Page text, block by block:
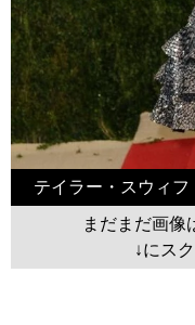
テイラー・スウィフ
まだまだ画像
↓にス